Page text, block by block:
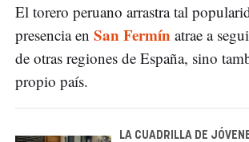
El torero peruano arrastra tal
presencia en San Fermín atrae a
de otras regiones de España, sino
propio país.
LA CUADRILLA DE